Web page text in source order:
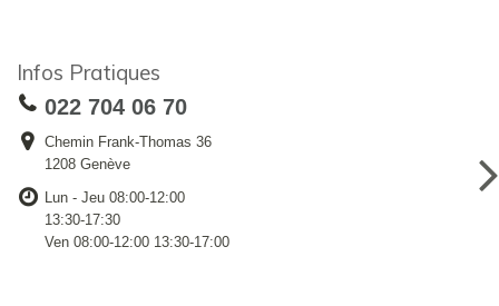
Infos Pratiques
022 704 06 70
Chemin Frank-Thomas 36
1208 Genève
Lun - Jeu 08:00-12:00
13:30-17:30
Ven 08:00-12:00 13:30-17:00